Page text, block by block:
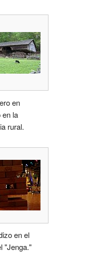
en
en la
rural.
en el
"Jenga."